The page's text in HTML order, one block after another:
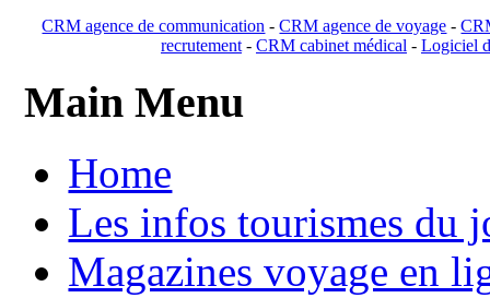
CRM agence de communication -CRM agence de voyage -
recrutement- CRM cabinet médical- Logiciel
Main Menu
Home
Les infos tourismes du
Magazines voyage en